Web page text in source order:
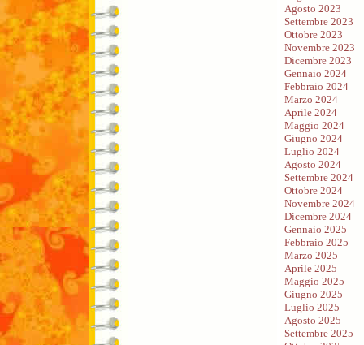
Agosto 2023
Settembre 2023
Ottobre 2023
Novembre 2023
Dicembre 2023
Gennaio 2024
Febbraio 2024
Marzo 2024
Aprile 2024
Maggio 2024
Giugno 2024
Luglio 2024
Agosto 2024
Settembre 2024
Ottobre 2024
Novembre 2024
Dicembre 2024
Gennaio 2025
Febbraio 2025
Marzo 2025
Aprile 2025
Maggio 2025
Giugno 2025
Luglio 2025
Agosto 2025
Settembre 2025